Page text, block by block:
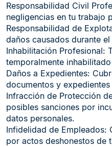
Responsabilidad Civil
negligencias en tu trabajo
Responsabilidad de
daños causados durante
Inhabilitación Profesional:
temporalmente
Daños a Expedientes:
documentos y
Infracción de Protección
posibles sanciones por
datos personales.​
Infidelidad de Empleados:
por actos deshonestos de